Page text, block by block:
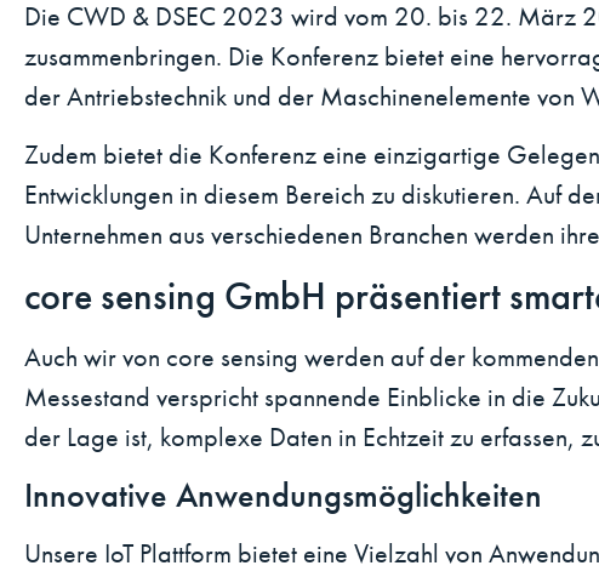
Die CWD & DSEC 2023 wird vom 20. bis 22. März
zusammenbringen. Die Konferenz bietet eine
der Antriebstechnik und der Maschinenelemente von
Zudem bietet die Konferenz eine einzigartige
Entwicklungen in diesem Bereich zu diskutieren. Auf
Unternehmen aus verschiedenen Branchen werden
core sensing GmbH präsentiert
Auch wir von core sensing werden auf der
Messestand verspricht spannende Einblicke in die
der Lage ist, komplexe Daten in Echtzeit zu erfassen,
Innovative Anwendungsmöglichkeiten
Unsere IoT Plattform bietet eine Vielzahl von